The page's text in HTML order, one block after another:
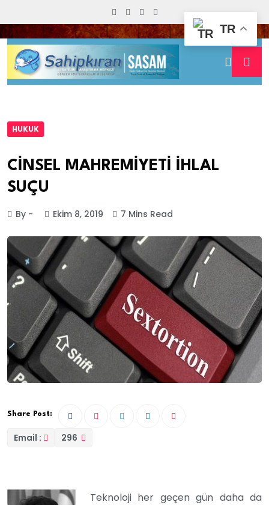
HUKUK
CİNSEL MAHREMİYETİ İHLAL
SUÇU
By - Ekim 8, 2019 7 Mins Read
Share Post:
Email : 296
Teknoloji her geçen gün daha da
TR